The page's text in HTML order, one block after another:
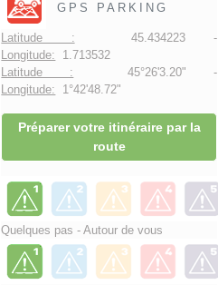
GPS PARKING
Latitude : 45.434223 -
Longitude: 1.713532
Latitude : 45°26'3.20" -
Longitude: 1°42'48.72"
Préparer votre itinéraire par la
route
Quelques pas - Autour de vous